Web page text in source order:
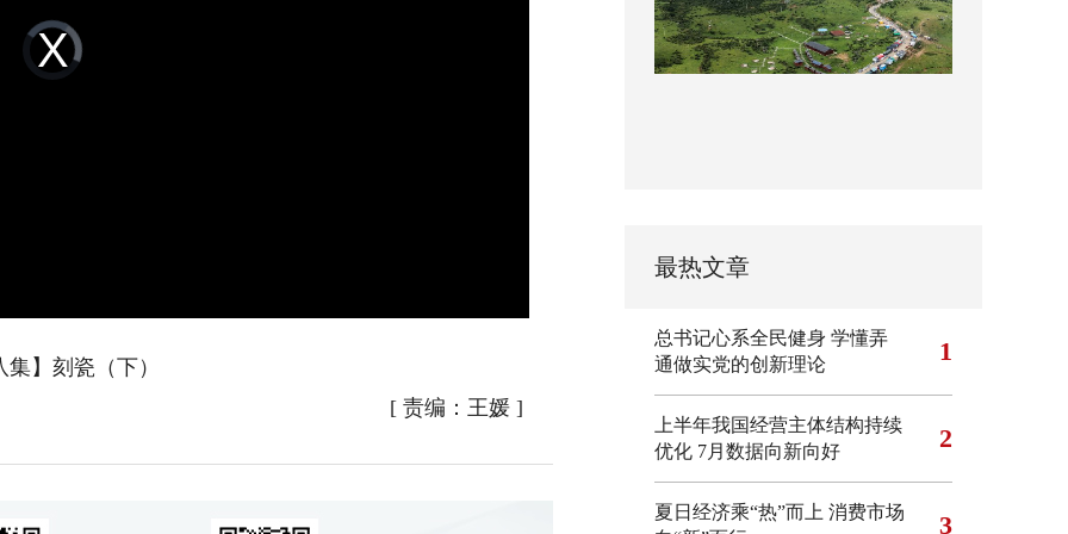
Video
Player
loading.
集】刻瓷（下）
[ 责编：王媛]
最热文章
总书记心系全民健身 学懂弄
通做实党的创新理论
1
上半年我国经营主体结构持续
优化 7月数据向新向好 2
夏日经济乘“热”而上 消费市场
3